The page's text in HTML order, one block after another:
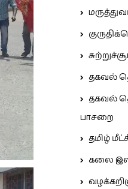
தகவல்
தகவல்
பாசறை
தமிழ்
கலை